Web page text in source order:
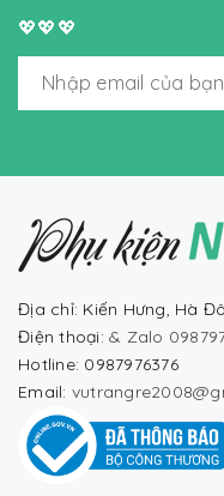
💖💖💖
Địa chỉ: Kiến Hưng, Hà
Điện thoại: & Zalo
Hotline: 0987976376
Email: